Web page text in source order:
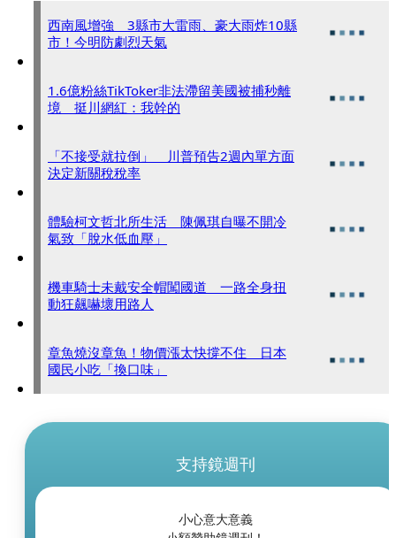
西南風增強 3縣市大雷雨、豪大雨炸10縣
市！今明防劇烈天氣
1.6億粉絲TikToker非法滯留美國被捕秒離
境 挺川網紅：我幹的
「不接受就拉倒」 川普預告2週內單方面
決定新關稅稅率
體驗柯文哲北所生活 陳佩琪自曝不開冷
氣致「脫水低血壓」
機車騎士未戴安全帽闖國道 一路全身扭
動狂飆嚇壞用路人
章魚燒沒章魚！物價漲太快撐不住 日本
國民小吃「換口味」
支持鏡週刊
小心意大意義